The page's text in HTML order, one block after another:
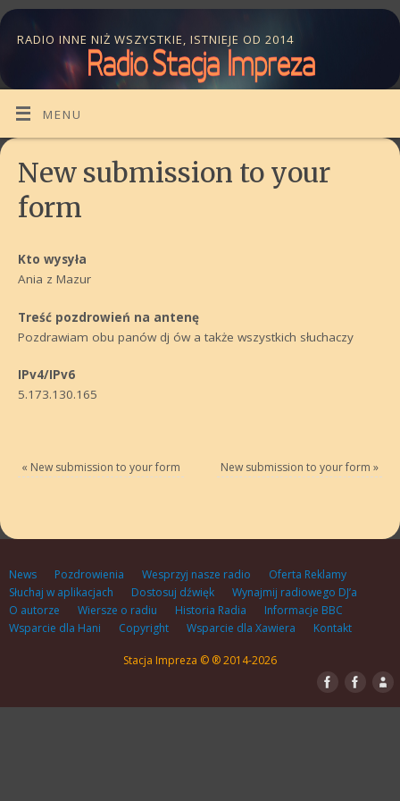
RADIO INNE NIŻ WSZYSTKIE, ISTNIEJE OD 2014
MENU
New submission to your
form
Kto wysyła
Ania z Mazur
Treść pozdrowień na antenę
Pozdrawiam obu panów dj ów a także wszystkich słuchaczy
IPv4/IPv6
5.173.130.165
« New submission to your form New submission to your form »
News Pozdrowienia Wesprzyj nasze radio
Oferta Reklamy
Słuchaj w aplikacjach
Dostosuj dźwięk
Wynajmij radiowego DJ’a
O autorze
Wiersze o radiu Historia Radia
Informacje BBC
Wsparcie dla Hani
Copyright Wsparcie dla Xawiera Kontakt
Stacja Impreza © ® 2014-2026